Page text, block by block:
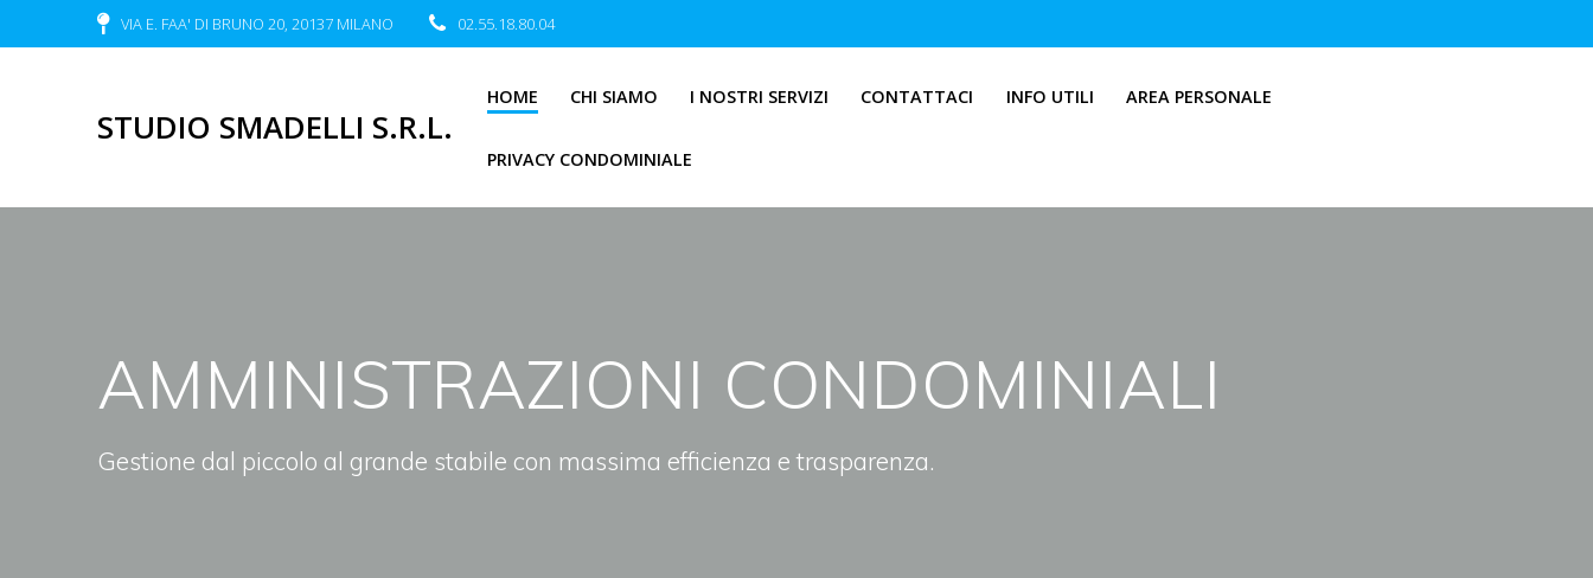
VIA E. FAA' DI BRUNO 20, 20137 MILANO 02.55.18.80.04
STUDIO SMADELLI S.R.L.
HOME CHI SIAMO I NOSTRI SERVIZI CONTATTACI INFO UTILI AREA PERSONALE
PRIVACY CONDOMINIALE
AMMINISTRAZIONI CONDOMINIALI
Gestione dal piccolo al grande stabile con massima efficienza e trasparenza.